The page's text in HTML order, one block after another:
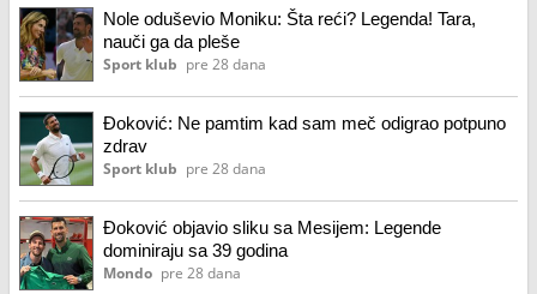
Nole oduševio Moniku: Šta reći? Legenda! Tara,
nauči ga da pleše
Sport klub pre 28 dana
Đoković: Ne pamtim kad sam meč odigrao potpuno
zdrav
Sport klub pre 28 dana
Đoković objavio sliku sa Mesijem: Legende
dominiraju sa 39 godina
Mondo pre 28 dana